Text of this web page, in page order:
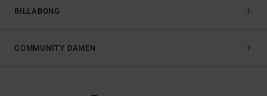
BILLABONG
COMMUNITY DAMEN